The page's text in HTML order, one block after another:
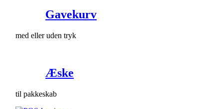
Gavekurv
med eller uden tryk
Æske
til pakkeskab